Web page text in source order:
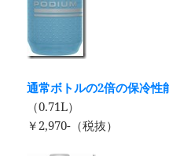
通常ボトルの2倍の保冷性
（0.71L）
￥2,970-（税抜）